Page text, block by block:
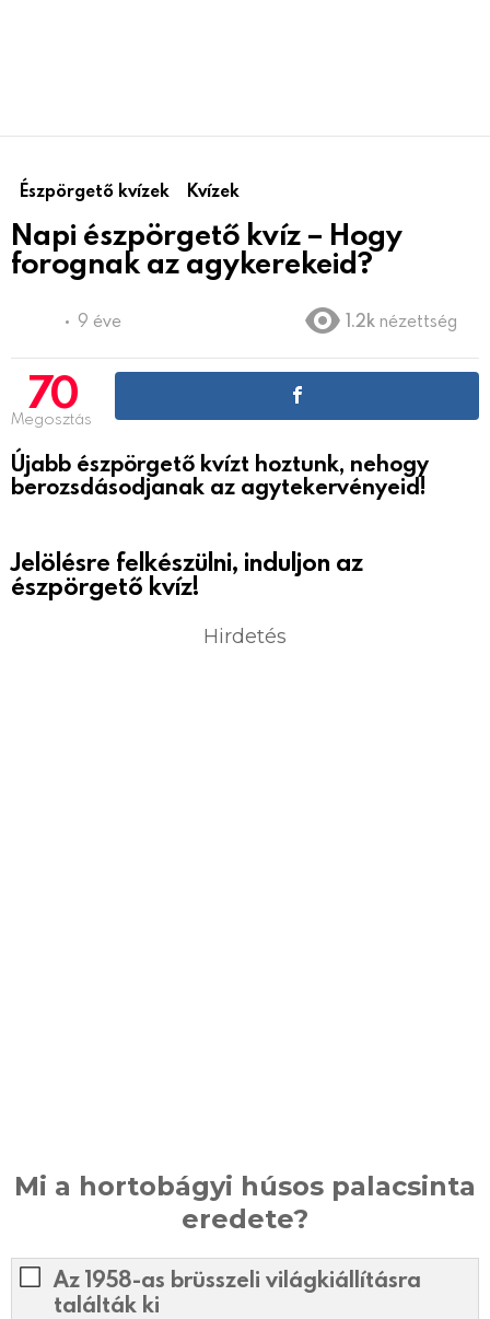
Észpörgető kvízek Kvízek
Napi észpörgető kvíz – Hogy
forognak az agykerekeid?
9 éve 1.2k nézettség
70
Megosztás
Újabb észpörgető kvízt hoztunk, nehogy
berozsdásodjanak az agytekervényeid!
Jelölésre felkészülni, induljon az
észpörgető kvíz!
Hirdetés
Mi a hortobágyi húsos palacsinta
eredete?
Az 1958-as brüsszeli világkiállításra
találták ki